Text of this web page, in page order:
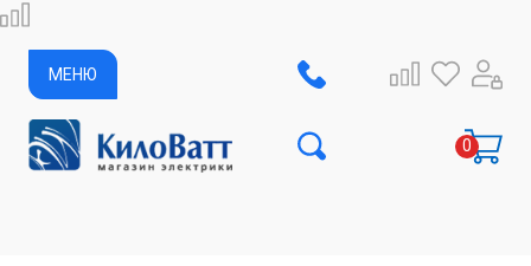
МЕНЮ